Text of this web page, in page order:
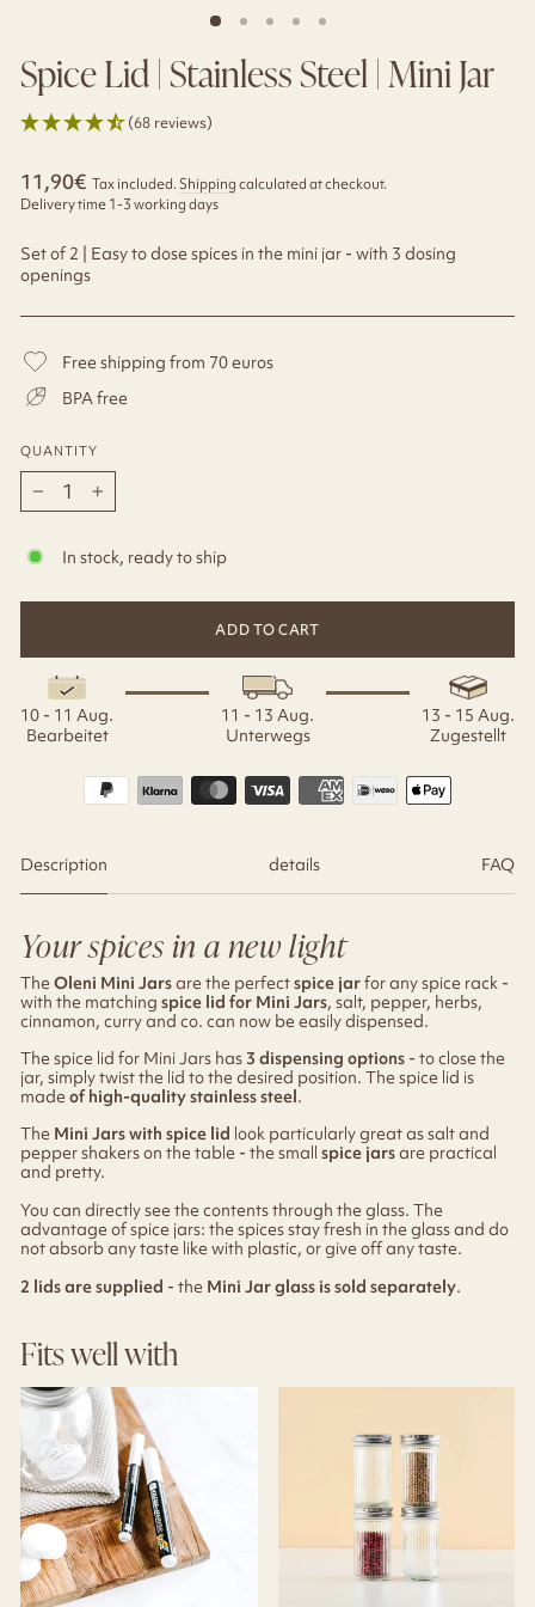
Spice Lid | Stainless Steel | Mini Jar
(68 reviews)
Regular
price
11,90€ Tax included. Shipping calculated at checkout.
Delivery time 1-3 working days
Set of 2 | Easy to dose spices in the mini jar - with 3 dosing
openings
Free shipping from 70 euros
BPA free
QUANTITY
In stock, ready to ship
ADD TO CART
10 - 11 Aug.
Bearbeitet
11 - 13 Aug.
Unterwegs
13 - 15 Aug.
Zugestellt
Description details FAQ
Your spices in a new light
The Oleni Mini Jarsare the perfectspice jarfor any spice rack -
with the matching spice lid for Mini Jars, salt, pepper, herbs,
cinnamon, curry and co. can now be easily dispensed.
The spice lid for Mini Jars has 3 dispensing options - to close the
jar, simply twist the lid to the desired position. The spice lid is
made of high-quality stainless steel.
The Mini Jars with spice lid look particularly great as salt and
pepper shakers on the table - the small spice jarsare practical
and pretty.
You can directly see the contents through the glass. The
advantage of spice jars: the spices stay fresh in the glass and do
not absorb any taste like with plastic, or give off any taste.
2 lids are supplied - the Mini Jar glass is sold separately.
Fits well with